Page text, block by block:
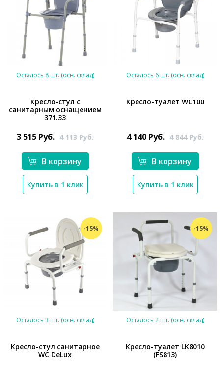
*}
Осталось 8 шт. (осн. склад)
Кресло-стул с
санитарным оснащением
371.33
3 515 Руб. 4 113Руб.
В корзину
Купить в 1 клик
Осталось 6 шт. (осн. склад)
Кресло-туалет WC100
4 140 Руб. 4 844Руб.
В корзину
Купить в 1 клик
-15%
*}
Осталось 3 шт. (осн. склад)
Кресло-стул санитарное
WC DeLux
-15%
Осталось 2 шт. (осн. склад)
Кресло-туалет LK8010
(FS813)